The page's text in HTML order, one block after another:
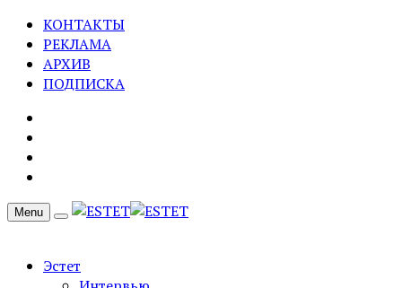
КОНТАКТЫ
РЕКЛАМА
АРХИВ
ПОДПИСКА
Menu
Эстет